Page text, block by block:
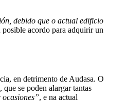
debido que o actual edificio
posible acordo para adquirir un
en detrimento de Audasa. O
se poden alargar tantas
, e na actual